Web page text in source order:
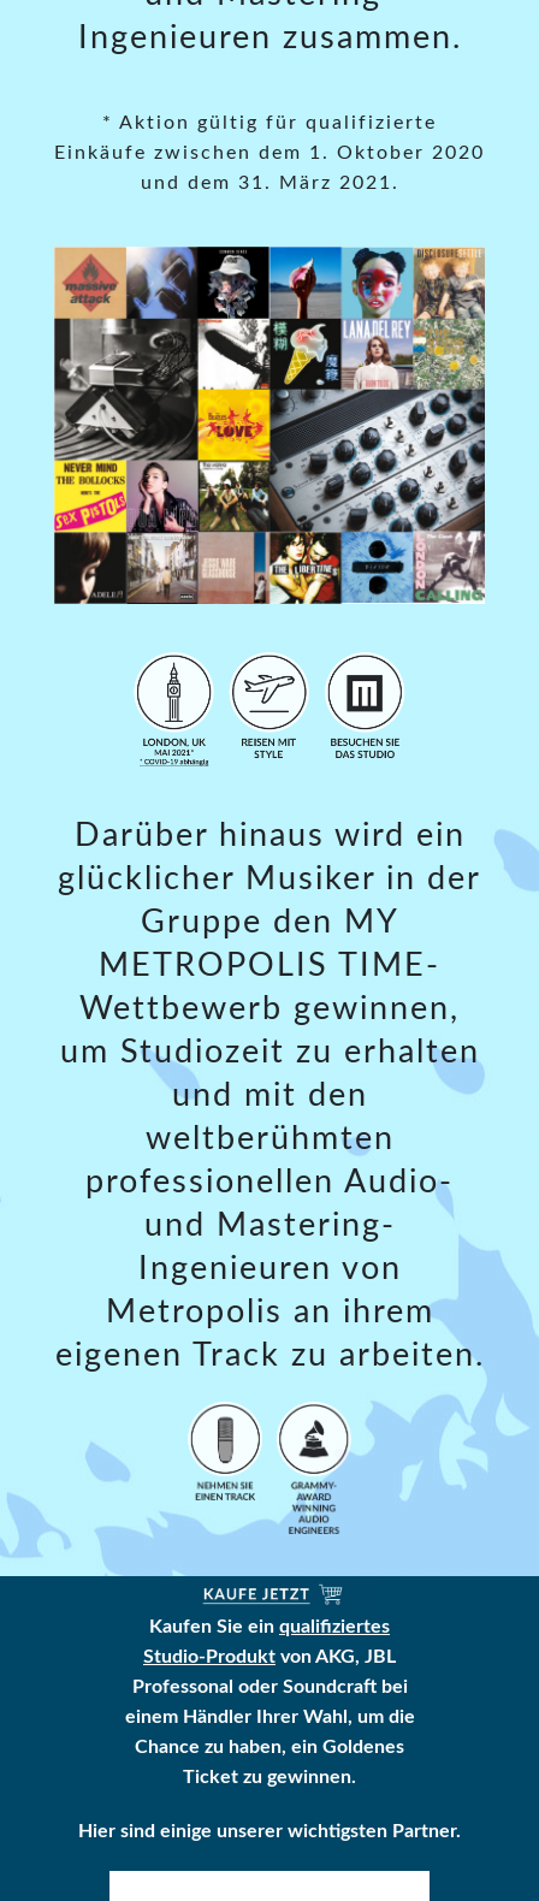
Ingenieuren zusammen.
* Aktion gültig für qualifizierte
Einkäufe zwischen dem 1. Oktober 2020
und dem 31. März 2021.
Darüber hinaus wird ein
glücklicher Musiker in der
Gruppe den MY
METROPOLIS TIME-
Wettbewerb gewinnen,
um Studiozeit zu erhalten
und mit den
weltberühmten
professionellen Audio-
und Mastering-
Ingenieuren von
Metropolis an ihrem
eigenen Track zu arbeiten.
Kaufen Sie ein qualifiziertes
Studio-Produkt von AKG, JBL
Professonal oder Soundcraft bei
einem Händler Ihrer Wahl, um die
Chance zu haben, ein Goldenes
Ticket zu gewinnen.
Hier sind einige unserer wichtigsten Partner.